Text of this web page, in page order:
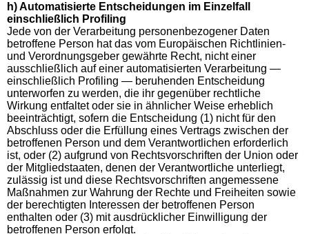
h) Automatisierte Entscheidungen im Einzelfall
einschließlich Profiling
Jede von der Verarbeitung personenbezogener Daten
betroffene Person hat das vom Europäischen Richtlinien-
und Verordnungsgeber gewährte Recht, nicht einer
ausschließlich auf einer automatisierten Verarbeitung —
einschließlich Profiling — beruhenden Entscheidung
unterworfen zu werden, die ihr gegenüber rechtliche
Wirkung entfaltet oder sie in ähnlicher Weise erheblich
beeinträchtigt, sofern die Entscheidung (1) nicht für den
Abschluss oder die Erfüllung eines Vertrags zwischen der
betroffenen Person und dem Verantwortlichen erforderlich
ist, oder (2) aufgrund von Rechtsvorschriften der Union oder
der Mitgliedstaaten, denen der Verantwortliche unterliegt,
zulässig ist und diese Rechtsvorschriften angemessene
Maßnahmen zur Wahrung der Rechte und Freiheiten sowie
der berechtigten Interessen der betroffenen Person
enthalten oder (3) mit ausdrücklicher Einwilligung der
betroffenen Person erfolgt.